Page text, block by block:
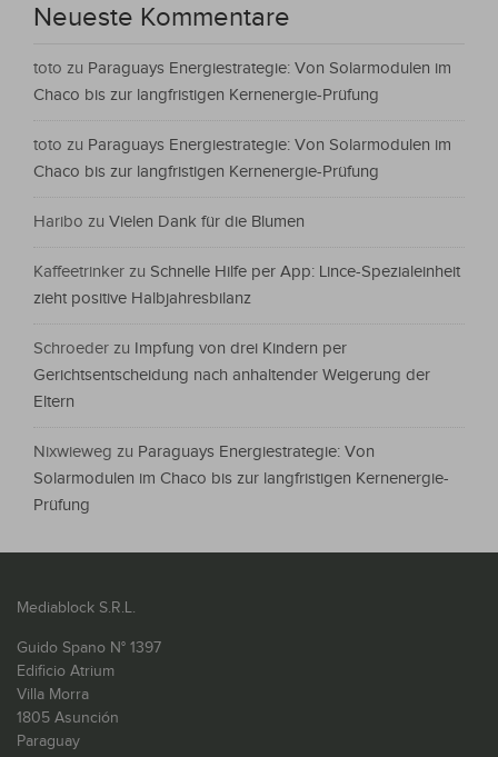
Neueste Kommentare
toto zu Paraguays Energiestrategie: Von Solarmodulen im
Chaco bis zur langfristigen Kernenergie-Prüfung
toto zu Paraguays Energiestrategie: Von Solarmodulen im
Chaco bis zur langfristigen Kernenergie-Prüfung
Haribo zu Vielen Dank für die Blumen
Kaffeetrinker zu Schnelle Hilfe per App: Lince-Spezialeinheit
zieht positive Halbjahresbilanz
Schroeder zu Impfung von drei Kindern per
Gerichtsentscheidung nach anhaltender Weigerung der
Eltern
Nixwieweg zu Paraguays Energiestrategie: Von
Solarmodulen im Chaco bis zur langfristigen Kernenergie-
Prüfung
Mediablock S.R.L.
Guido Spano N° 1397
Edificio Atrium
Villa Morra
1805 Asunción
Paraguay